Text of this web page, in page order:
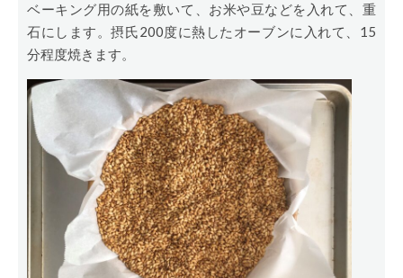
ベーキング用の紙を敷いて、お米や豆などを入れて、重
石にします。摂氏200度に熱したオーブンに入れて、15
分程度焼きます。